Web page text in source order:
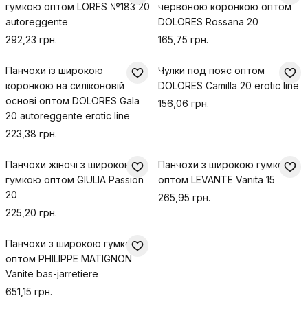
гумкою оптом LORES №183 20
autoreggente
292,23 грн.
червоною коронкою оптом
DOLORES Rossana 20
165,75 грн.
Панчохи із широкою
коронкою на силіконовій
основі оптом DOLORES Gala
20 autoreggente erotic line
223,38 грн.
Чулки под пояс оптом
DOLORES Camilla 20 erotic line
156,06 грн.
Панчохи жіночі з широкою
гумкою оптом GIULIA Passion
20
225,20 грн.
Панчохи з широкою гумкою
оптом LEVANTE Vanita 15
265,95 грн.
Панчохи з широкою гумкою
оптом PHILIPPE MATIGNON
Vanite bas-jarretiere
651,15 грн.